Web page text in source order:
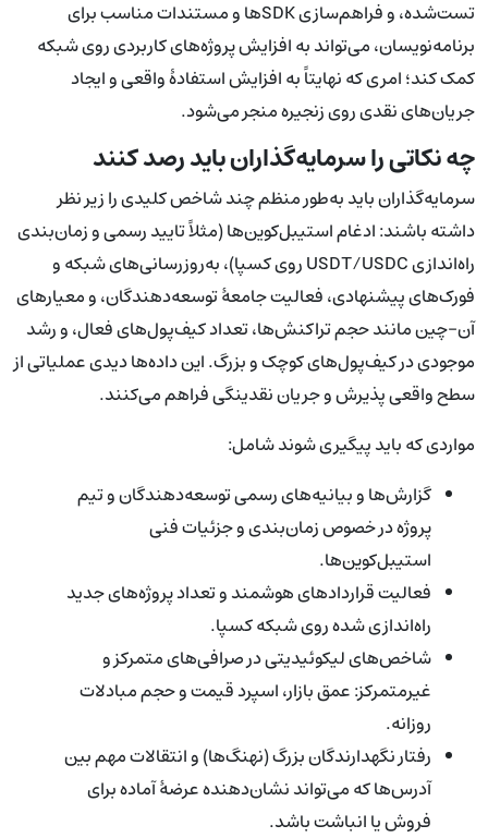
تست‌شده، و فراهم‌سازی SDKها و مستندات مناسب برای
برنامه‌نویسان، می‌تواند به افزایش پروژه‌های کاربردی روی شبکه
کمک کند؛ امری که نهایتاً به افزایش استفادهٔ واقعی و ایجاد
جریان‌های نقدی روی زنجیره منجر می‌شود.
چه نکاتی را سرمایه‌گذاران باید رصد کنند
سرمایه‌گذاران باید به‌طور منظم چند شاخص کلیدی را زیر نظر
داشته باشند: ادغام استیبل‌کوین‌ها (مثلاً تایید رسمی و زمان‌بندی
راه‌اندازی USDT/USDC روی کسپا)، به‌روزرسانی‌های شبکه و
فورک‌های پیشنهادی، فعالیت جامعهٔ توسعه‌دهندگان، و معیارهای
آن-چین مانند حجم تراکنش‌ها، تعداد کیف‌پول‌های فعال، و رشد
موجودی در کیف‌پول‌های کوچک و بزرگ. این داده‌ها دیدی عملیاتی از
سطح واقعی پذیرش و جریان نقدینگی فراهم می‌کنند.
مواردی که باید پیگیری شوند شامل:
گزارش‌ها و بیانیه‌های رسمی توسعه‌دهندگان و تیم
پروژه در خصوص زمان‌بندی و جزئیات فنی
استیبل‌کوین‌ها.
فعالیت قراردادهای هوشمند و تعداد پروژه‌های جدید
راه‌اندازی شده روی شبکه کسپا.
شاخص‌های لیکوئیدیتی در صرافی‌های متمرکز و
غیرمتمرکز: عمق بازار، اسپرد قیمت و حجم مبادلات
روزانه.
رفتار نگهدارندگان بزرگ (نهنگ‌ها) و انتقالات مهم بین
آدرس‌ها که می‌تواند نشان‌دهنده عرضهٔ آماده برای
فروش یا انباشت باشد.